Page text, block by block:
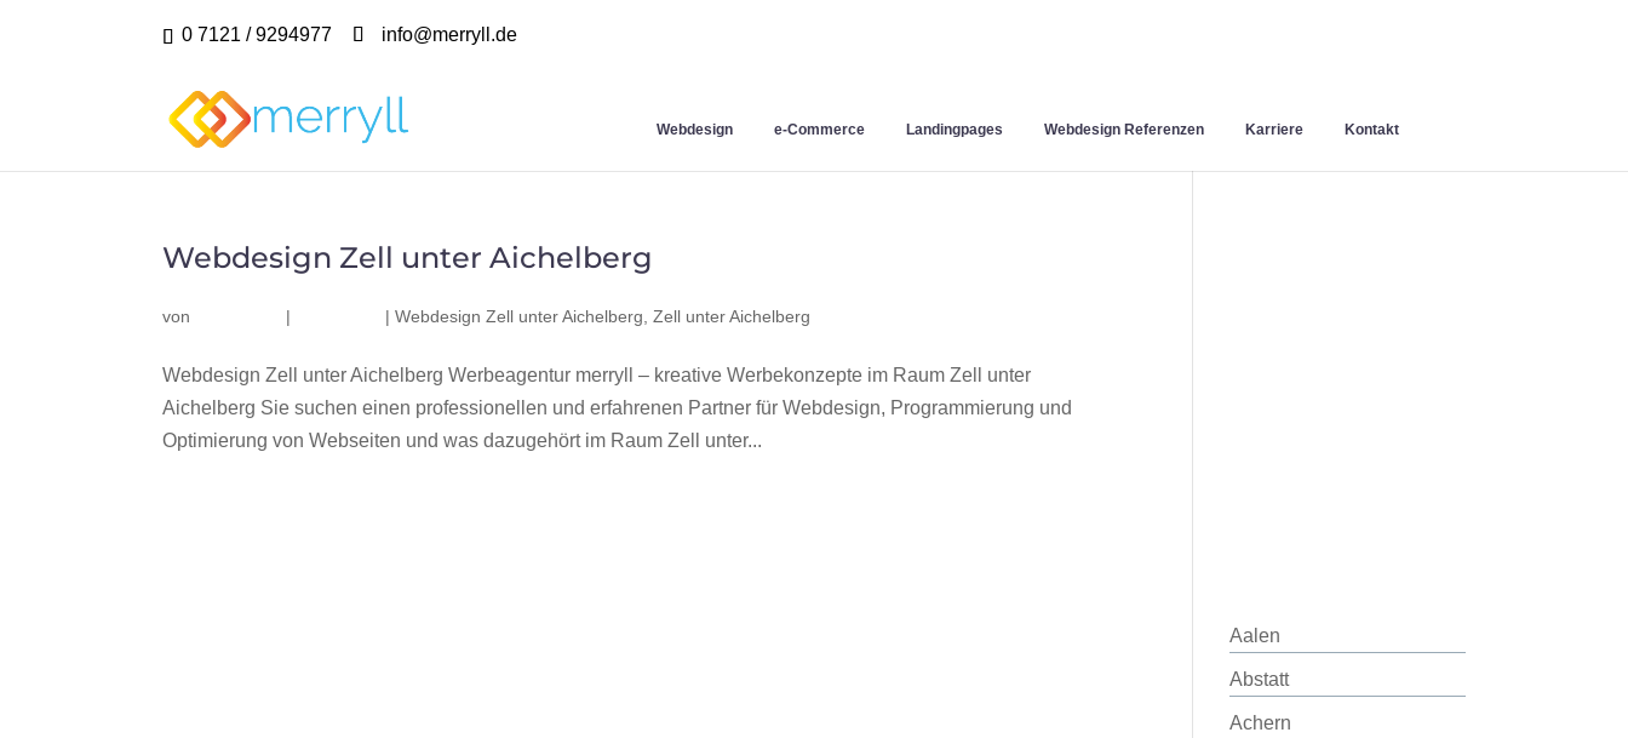
0 7121 / 9294977 info@merryll.de
Webdesign e-Commerce Landingpages Webdesign Referenzen Karriere Kontakt
Webdesign Zell unter Aichelberg
von | |Webdesign Zell unter Aichelberg ,Zell unter Aichelberg
Webdesign Zell unter Aichelberg Werbeagentur merryll – kreative Werbekonzepte im Raum Zell unter
Aichelberg Sie suchen einen professionellen und erfahrenen Partner für Webdesign, Programmierung und
Optimierung von Webseiten und was dazugehört im Raum Zell unter...
Aalen
Abstatt
Achern